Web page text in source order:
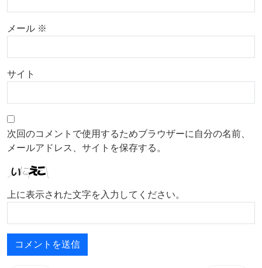
メール ※
サイト
次回のコメントで使用するためブラウザーに自分の名前、
メールアドレス、サイトを保存する。
上に表示された文字を入力してください。